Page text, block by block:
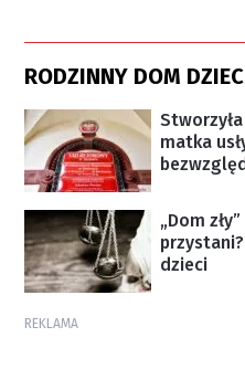
RODZINNY DOM
matka
„Dom
dzieci
REKLAMA